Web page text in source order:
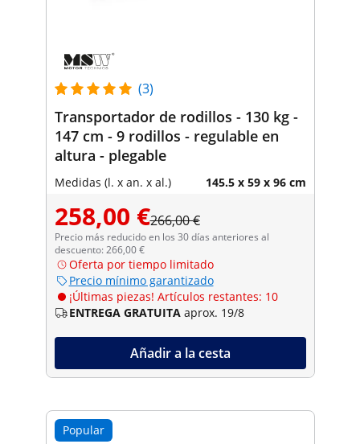
(3)
Transportador de rodillos - 130 kg -
147 cm - 9 rodillos - regulable en
altura - plegable
Medidas (l. x an. x al.) 145.5 x 59 x 96 cm
258,00 €266,00 €
Precio más reducido en los 30 días anteriores al
descuento: 266,00 €
Oferta por tiempo limitado
Precio mínimo garantizado
¡Últimas piezas! Artículos restantes: 10
ENTREGA GRATUITA aprox. 19/8
Añadir a la cesta
Popular